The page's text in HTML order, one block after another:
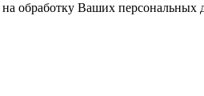
на обработку Ваших персональных